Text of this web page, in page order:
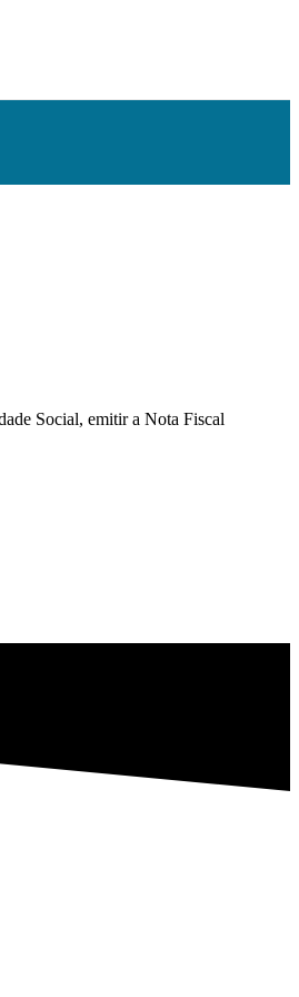
Social, emitir a Nota Fiscal